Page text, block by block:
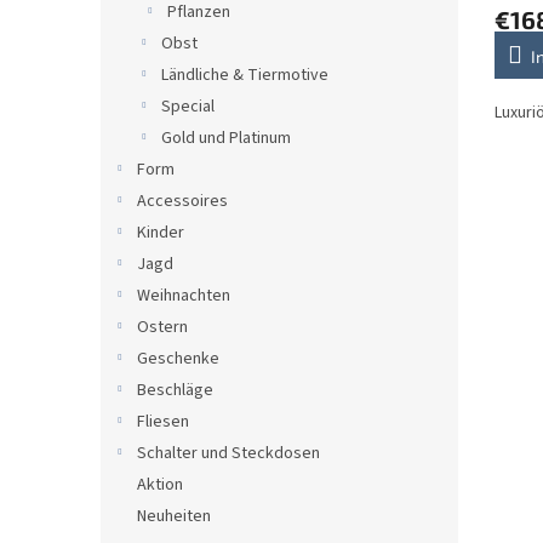
Pflanzen
Obst
Ländliche & Tiermotive
Special
Gold und Platinum
Form
Accessoires
Kinder
Jagd
Weihnachten
Ostern
Geschenke
Beschläge
Fliesen
Schalter und Steckdosen
Aktion
Neuheiten